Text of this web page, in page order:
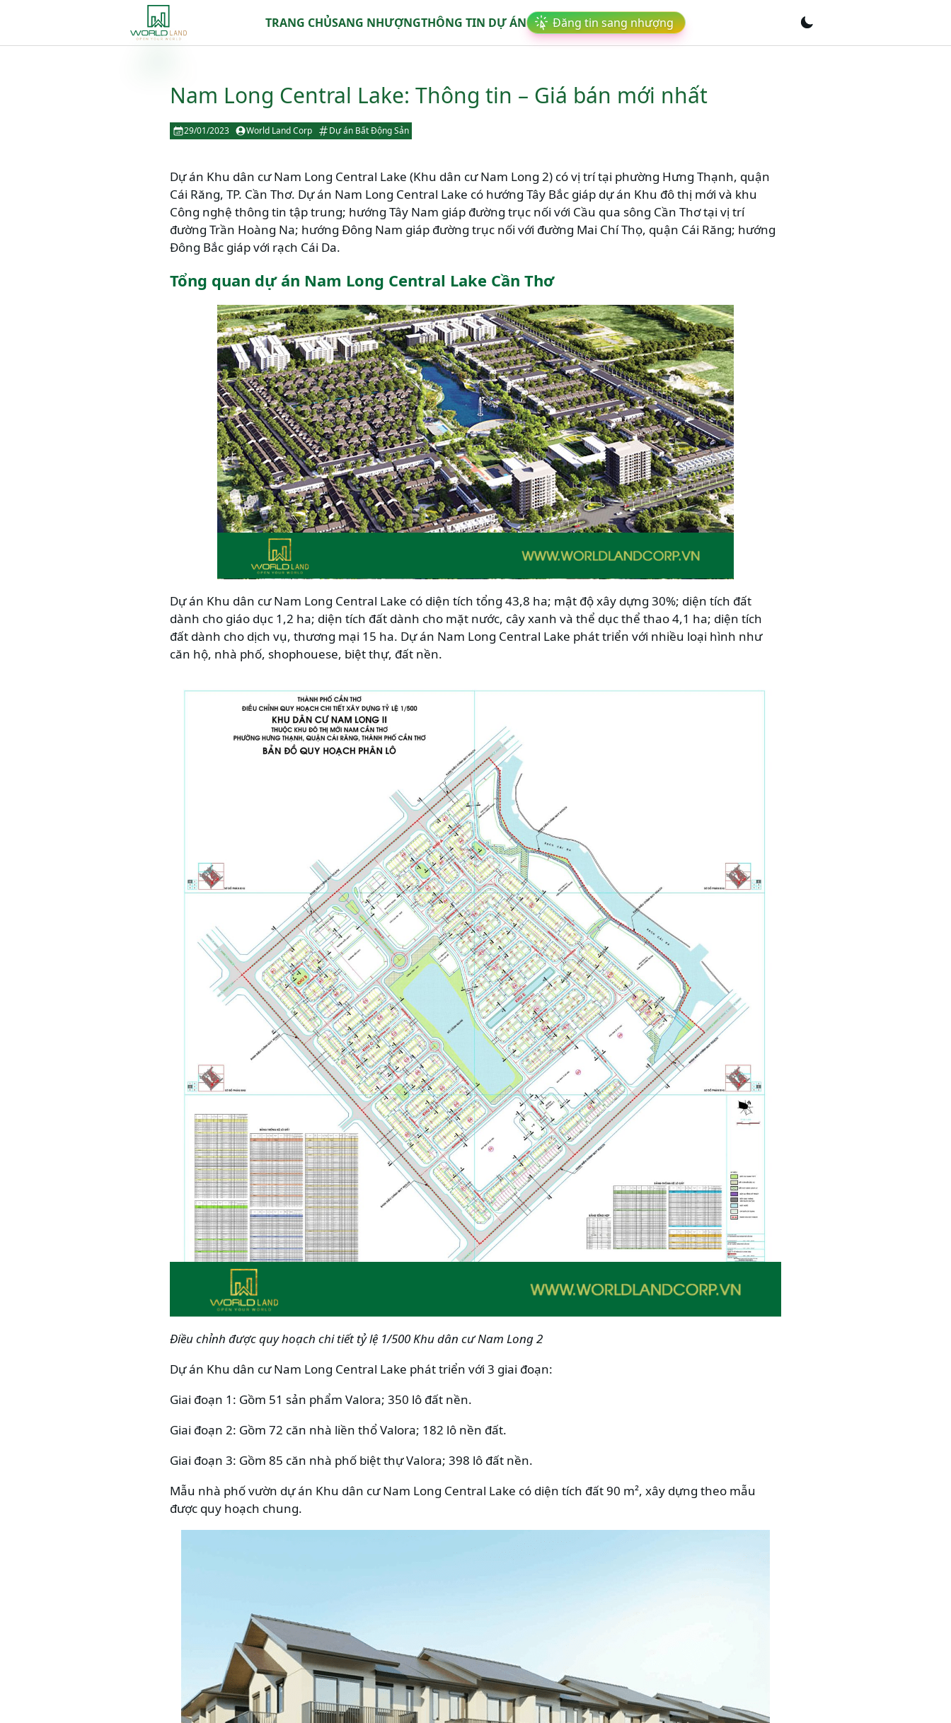
TRANG CHỦSANG NHƯỢNGTHÔNG TIN DỰ ÁN Đăng tin sang nhượng
Nam Long Central Lake: Thông tin – Giá bán mới nhất
29/01/2023 World Land Corp Dự án Bất Động Sản
Dự án Khu dân cư Nam Long Central Lake (Khu dân cư Nam Long 2) có vị trí tại phường Hưng Thạnh, quận
Cái Răng, TP. Cần Thơ. Dự án Nam Long Central Lake có hướng Tây Bắc giáp dự án Khu đô thị mới và khu
Công nghệ thông tin tập trung; hướng Tây Nam giáp đường trục nối với Cầu qua sông Cần Thơ tại vị trí
đường Trần Hoàng Na; hướng Đông Nam giáp đường trục nối với đường Mai Chí Thọ, quận Cái Răng; hướng
Đông Bắc giáp với rạch Cái Da.
Tổng quan dự án Nam Long Central Lake Cần Thơ
Dự án Khu dân cư Nam Long Central Lake có diện tích tổng 43,8 ha; mật độ xây dựng 30%; diện tích đất
dành cho giáo dục 1,2 ha; diện tích đất dành cho mặt nước, cây xanh và thể dục thể thao 4,1 ha; diện tích
đất dành cho dịch vụ, thương mại 15 ha. Dự án Nam Long Central Lake phát triển với nhiều loại hình như
căn hộ, nhà phố, shophouese, biệt thự, đất nền.
Điều chỉnh được quy hoạch chi tiết tỷ lệ 1/500 Khu dân cư Nam Long 2
Dự án Khu dân cư Nam Long Central Lake phát triển với 3 giai đoạn:
Giai đoạn 1: Gồm 51 sản phẩm Valora; 350 lô đất nền.
Giai đoạn 2: Gồm 72 căn nhà liền thổ Valora; 182 lô nền đất.
Giai đoạn 3: Gồm 85 căn nhà phố biệt thự Valora; 398 lô đất nền.
Mẫu nhà phố vườn dự án Khu dân cư Nam Long Central Lake có diện tích đất 90 m², xây dựng theo mẫu
được quy hoạch chung.